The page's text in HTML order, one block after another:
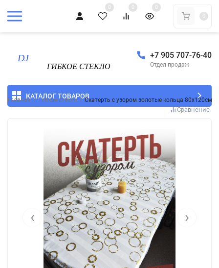
0 0
0
0
+7 905 707-76-40
Отдел продаж
КАТАЛОГ ТОВАРОВ
Главная / Гибкое стекло / Скатерть с узором золотые кольца 80x120см
Сравнение
‹ ›